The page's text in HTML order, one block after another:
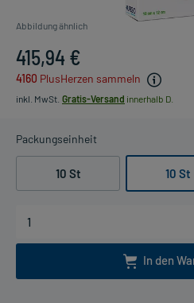
Abbildung ähnlich
415,94 €
4160 PlusHerzen sammeln
inkl. MwSt. Gratis-Versand innerhalb D.
Packungseinheit
10 St 10 St
In den